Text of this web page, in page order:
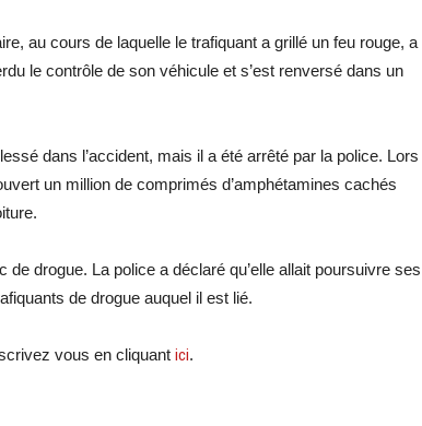
au cours de laquelle le trafiquant a grillé un feu rouge, a
le contrôle de son véhicule et s’est renversé dans un
dans l’accident, mais il a été arrêté par la police. Lors
un million de comprimés d’amphétamines cachés
de drogue. La police a déclaré qu’elle allait poursuivre ses
de drogue auquel il est lié.
vous en cliquant ici.